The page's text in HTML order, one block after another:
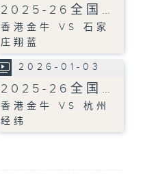
2025-26全国…
香港金牛 VS 石家
庄翔蓝
2026-01-03
2025-26全国…
香港金牛 VS 杭州
经纬